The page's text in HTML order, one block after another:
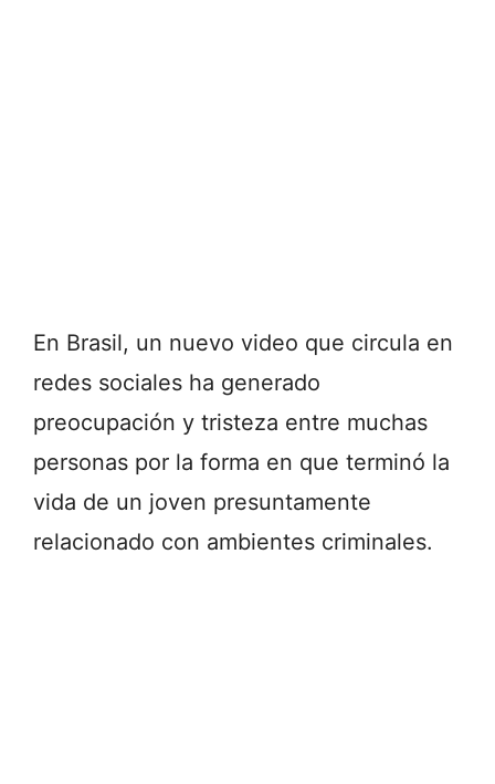
En Brasil, un nuevo video que circula en
redes sociales ha generado
preocupación y tristeza entre muchas
personas por la forma en que terminó la
vida de un joven presuntamente
relacionado con ambientes criminales.